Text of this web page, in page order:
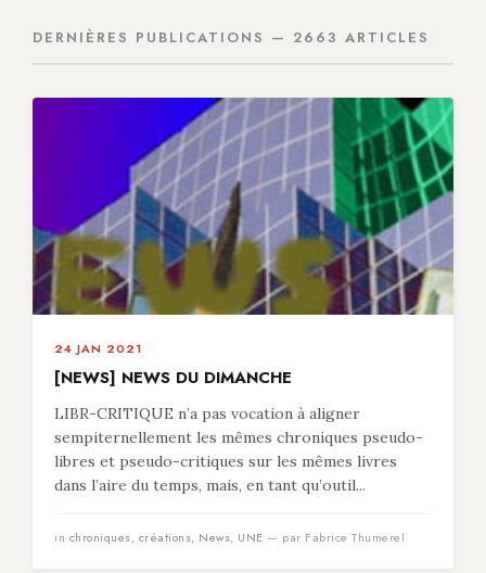
DERNIÈRES PUBLICATIONS — 2663 ARTICLES
24 JAN 2021
[NEWS] NEWS DU DIMANCHE
LIBR-CRITIQUE n’a pas vocation à aligner
sempiternellement les mêmes chroniques pseudo-
libres et pseudo-critiques sur les mêmes livres
dans l’aire du temps, mais, en tant qu’outil...
in chroniques, créations, News, UNE — par Fabrice Thumerel